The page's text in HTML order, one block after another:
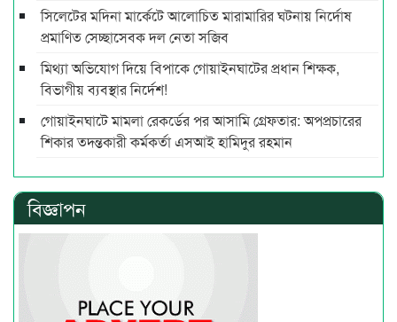
সিলেটের মদিনা মার্কেটে আলোচিত মারামারির ঘটনায় নির্দোষ
প্রমাণিত সেচ্ছাসেবক দল নেতা সজিব
মিথ্যা অভিযোগ দিয়ে বিপাকে গোয়াইনঘাটের প্রধান শিক্ষক,
বিভাগীয় ব্যবস্থার নির্দেশ!
গোয়াইনঘাটে মামলা রেকর্ডের পর আসামি গ্রেফতার: অপপ্রচারের
শিকার তদন্তকারী কর্মকর্তা এসআই হামিদুর রহমান
বিজ্ঞাপন